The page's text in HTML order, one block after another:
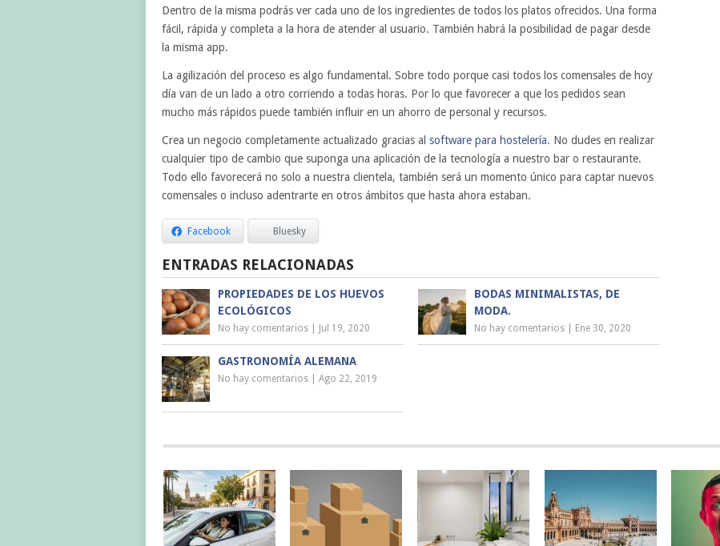
Dentro de la misma podrás ver cada uno de los ingredientes de todos los platos ofrecidos. Una forma
fácil, rápida y completa a la hora de atender al usuario. También habrá la posibilidad de pagar desde
la misma app.
La agilización del proceso es algo fundamental. Sobre todo porque casi todos los comensales de hoy
día van de un lado a otro corriendo a todas horas. Por lo que favorecer a que los pedidos sean
mucho más rápidos puede también influir en un ahorro de personal y recursos.
Crea un negocio completamente actualizado gracias al software para hostelería. No dudes en realizar
cualquier tipo de cambio que suponga una aplicación de la tecnología a nuestro bar o restaurante.
Todo ello favorecerá no solo a nuestra clientela, también será un momento único para captar nuevos
comensales o incluso adentrarte en otros ámbitos que hasta ahora estaban.
Facebook Bluesky
ENTRADAS RELACIONADAS
PROPIEDADES DE LOS HUEVOS
ECOLÓGICOS
No hay comentarios Jul 19, 2020
BODAS MINIMALISTAS, DE
MODA.
No hay comentarios Ene 30, 2020
GASTRONOMÍA ALEMANA
No hay comentarios Ago 22, 2019